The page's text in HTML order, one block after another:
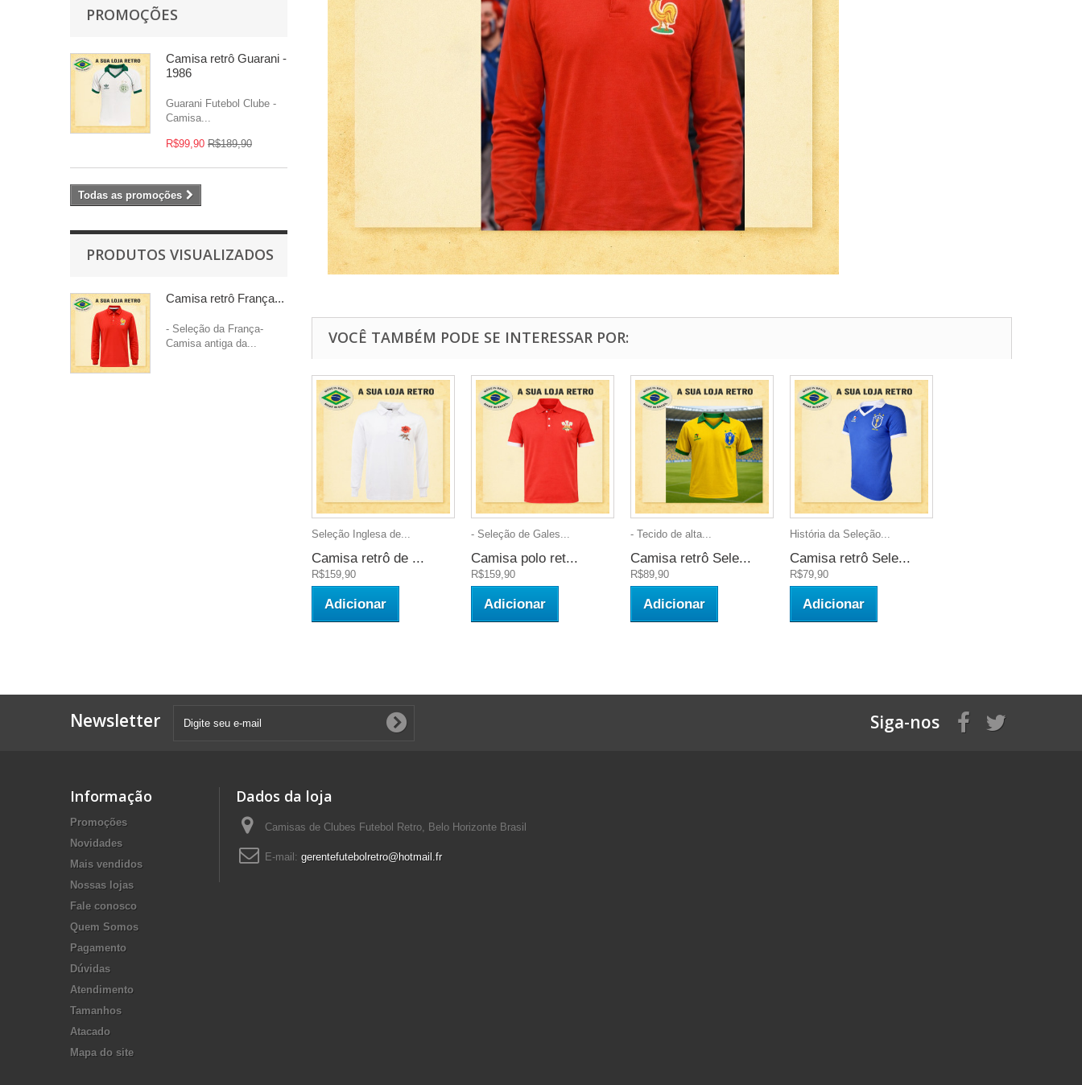
PROMOÇÕES
Camisa retrô Guarani -
1986
Guarani Futebol Clube -
Camisa...
R$99,90 R$189,90
Todas as promoções
PRODUTOS VISUALIZADOS
Camisa retrô França...
- Seleção da França-
Camisa antiga da...
VOCÊ TAMBÉM PODE SE INTERESSAR POR:
Seleção Inglesa de...
Camisa retrô de ...
R$159,90
Adicionar
- Seleção de Gales...
Camisa polo ret...
R$159,90
Adicionar
- Tecido de alta...
Camisa retrô Sele...
R$89,90
Adicionar
História da Seleção...
Camisa retrô Sele...
R$79,90
Adicionar
Newsletter Siga-nos
Informação
Promoções
Novidades
Mais vendidos
Nossas lojas
Fale conosco
Quem Somos
Pagamento
Dúvidas
Atendimento
Tamanhos
Atacado
Mapa do site
Dados da loja
Camisas de Clubes Futebol Retro, Belo Horizonte Brasil
E-mail: gerentefutebolretro@hotmail.fr